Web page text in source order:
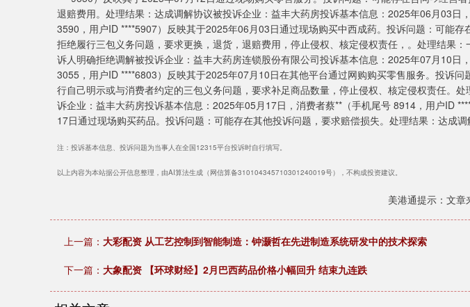
退赔费用。处理结果：达成调解协议被投诉企业：益丰大药房投诉基本信息：2025年06月03日
3590，用户ID ****5907）反映其于2025年06月03日通过现场购买中西成药。投诉问题：可能存
拒绝履行三包义务问题，要求更换，退货，退赔费用，停止侵权、核定侵权责任，。处理结果
诉人明确拒绝调解被投诉企业：益丰大药房连锁股份有限公司投诉基本信息：2025年07月10日
3055，用户ID ****6803）反映其于2025年07月10日在其他平台通过网购购买零售服务。投诉问
行自己明示或与消费者约定的三包义务问题，要求补足商品数量，停止侵权、核定侵权责任。
诉企业：益丰大药房投诉基本信息：2025年05月17日，消费者蔡**（手机尾号 8914，用户ID
17日通过现场购买药品。投诉问题：可能存在其他投诉问题，要求赔偿损失。处理结果：达成调
注：投诉基本信息、投诉问题为当事人在全国12315平台投诉时自行填写。
以上内容为本站据公开信息整理，由AI算法生成（网信算备310104345710301240019号），不构成投资建议。
美港通提示：文章
上一篇： 大彩配资 从工艺控制到智能制造：钟灏哲在先进制造系统研发中的技术探索
下一篇： 大象配资 【环球财经】2月巴西药品价格小幅回升 结束九连跌